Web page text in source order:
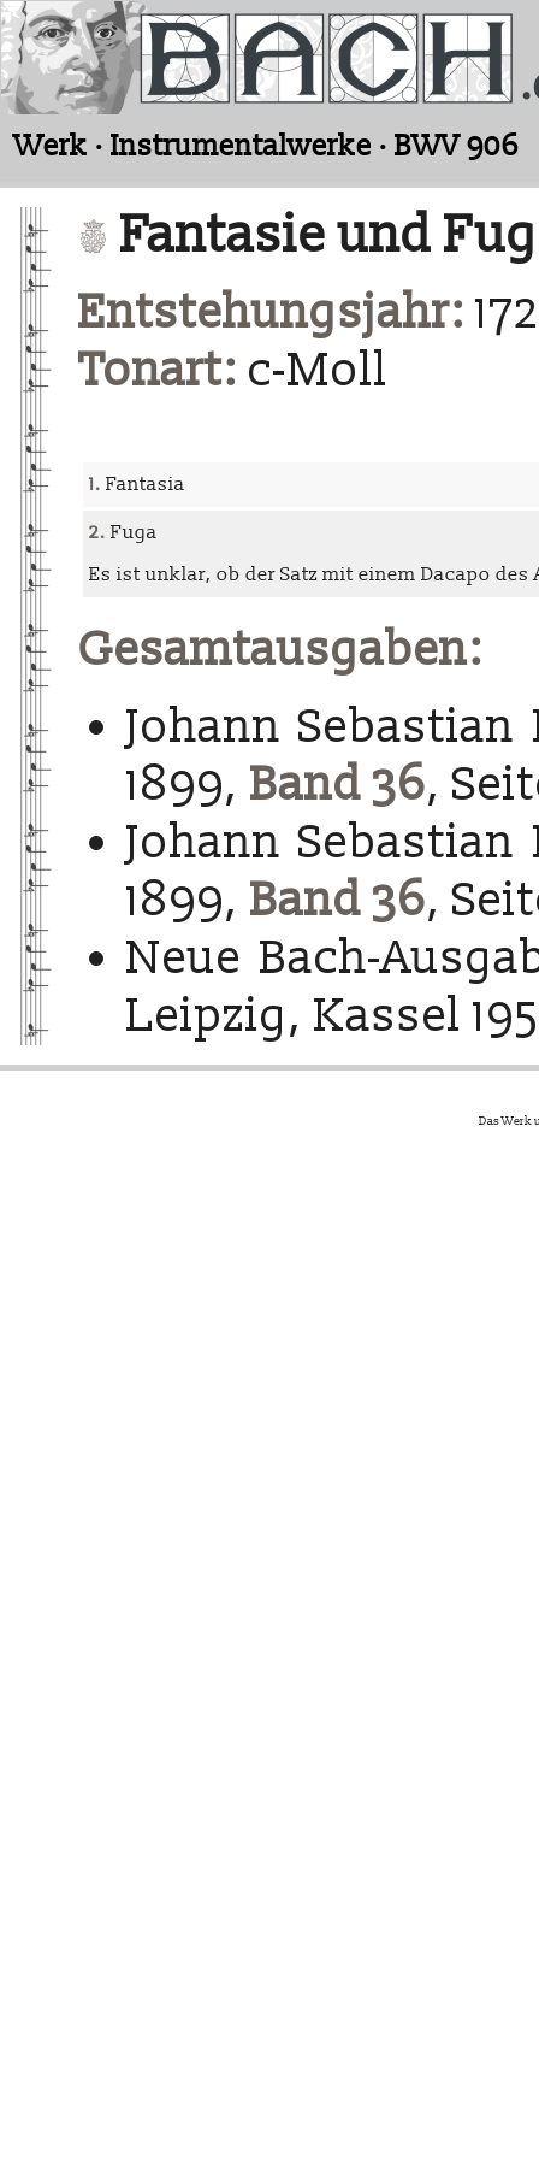
Werk · Instrumentalwerke · BWV 906
Fantasie und
Entstehungsjahr:
Tonart: c-Moll
1. Fantasia
2. Fuga
Es ist unklar, ob der Satz mit einem Dacapo
Gesamtausgaben:
Johann Sebastian
1899, Band 36,
Johann Sebastian
1899, Band 36,
Neue Bach-
Leipzig, Kassel
Das Werk